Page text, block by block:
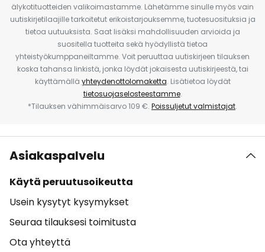
älykotituotteiden valikoimastamme. Lähetämme sinulle myös vain
uutiskirjetilaajille tarkoitetut erikoistarjouksemme, tuotesuosituksia ja
tietoa uutuuksista. Saat lisäksi mahdollisuuden arvioida ja
suositella tuotteita sekä hyödyllistä tietoa
yhteistyökumppaneiltamme. Voit peruuttaa uutiskirjeen tilauksen
koska tahansa linkistä, jonka löydät jokaisesta uutiskirjeestä, tai
käyttämällä yhteydenottolomaketta. Lisätietoa löydät
tietosuojaselosteestamme.
*Tilauksen vähimmäisarvo 109 €. Poissuljetut valmistajat.
Asiakaspalvelu
Käytä peruutusoikeutta
Usein kysytyt kysymykset
Seuraa tilauksesi toimitusta
Ota yhteyttä